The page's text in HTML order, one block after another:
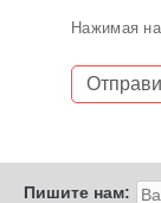
Нажимая
Пишите нам: